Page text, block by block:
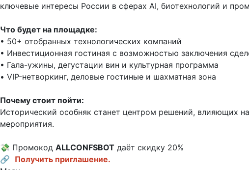
ключевые интересы России в сферах AI, биотехнологий и
Что будет на площадке:
• 50+ отобранных технологических компаний
• Инвестиционная гостиная с возможностью заключения
• Гала-ужины, дегустации вин и культурная программа
• VIP-нетворкинг, деловые гостиные и шахматная зона
Почему стоит пойти:
Исторический особняк станет центром решений, влияющих
мероприятия.
💸 Промокод ALLCONFSВОТ даёт скидку 20%
🔗 Получить приглашение.